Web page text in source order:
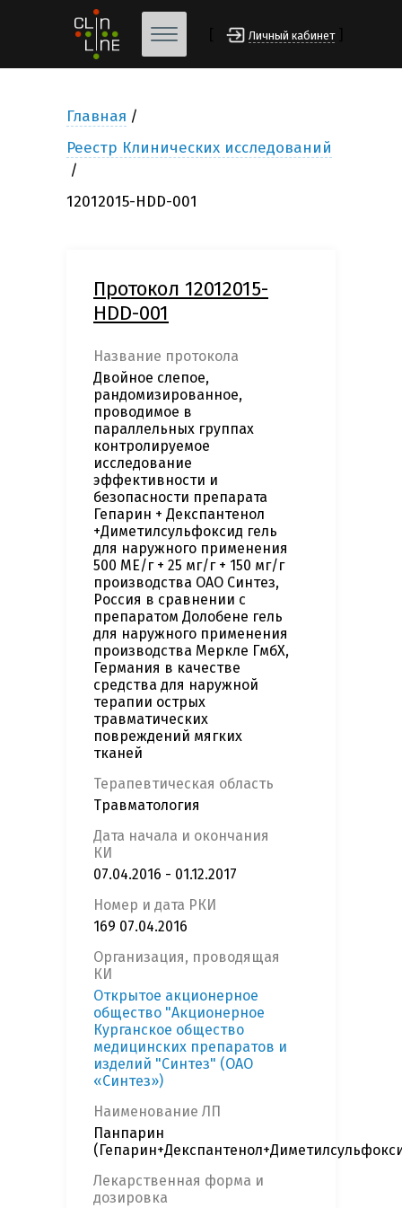
Личный кабинет
Главная
Реестр Клинических исследований
12012015-HDD-001
Протокол 12012015-
HDD-001
Название протокола
Двойное слепое,
рандомизированное,
проводимое в
параллельных группах
контролируемое
исследование
эффективности и
безопасности препарата
Гепарин + Декспантенол
+Диметилсульфоксид гель
для наружного применения
500 МЕ/г + 25 мг/г + 150 мг/г
производства ОАО Синтез,
Россия в сравнении с
препаратом Долобене гель
для наружного применения
производства Меркле ГмбХ,
Германия в качестве
средства для наружной
терапии острых
травматических
повреждений мягких
тканей
Терапевтическая область
Травматология
Дата начала и окончания
КИ
07.04.2016 - 01.12.2017
Номер и дата РКИ
169 07.04.2016
Организация, проводящая
КИ
Открытое акционерное
общество "Акционерное
Курганское общество
медицинских препаратов и
изделий "Синтез" (ОАО
«Синтез»)
Наименование ЛП
Панпарин
Лекарственная форма и
дозировка